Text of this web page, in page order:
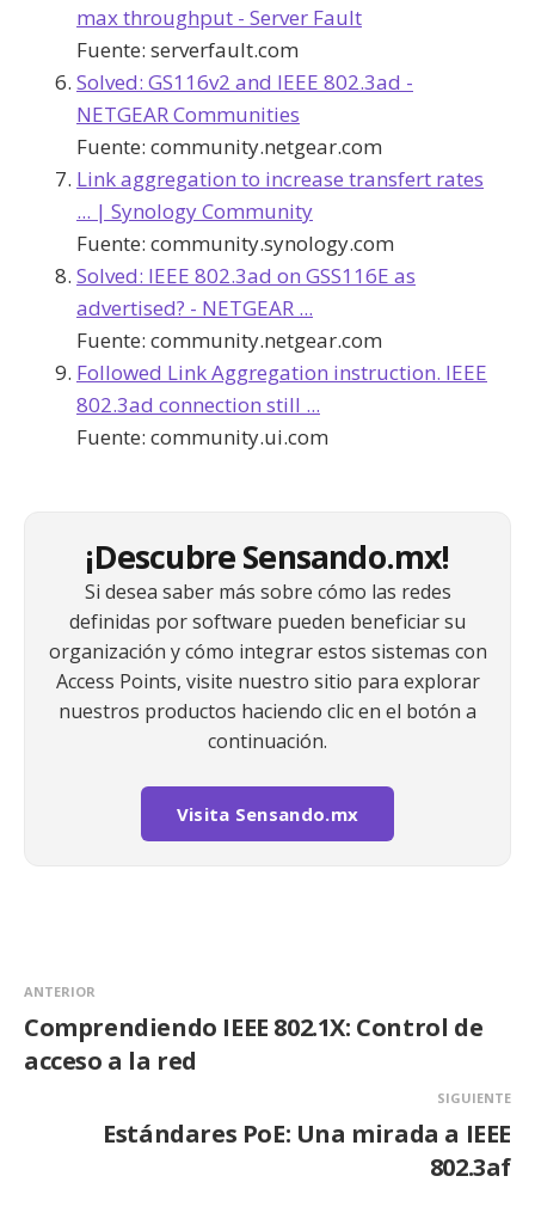
max throughput - Server Fault
Fuente: serverfault.com
Solved: GS116v2 and IEEE 802.3ad -
NETGEAR Communities
Fuente: community.netgear.com
Link aggregation to increase transfert rates
... | Synology Community
Fuente: community.synology.com
Solved: IEEE 802.3ad on GSS116E as
advertised? - NETGEAR ...
Fuente: community.netgear.com
Followed Link Aggregation instruction. IEEE
802.3ad connection still ...
Fuente: community.ui.com
¡Descubre Sensando.mx!
Si desea saber más sobre cómo las redes
definidas por software pueden beneficiar su
organización y cómo integrar estos sistemas con
Access Points, visite nuestro sitio para explorar
nuestros productos haciendo clic en el botón a
continuación.
Visita Sensando.mx
ANTERIOR
Comprendiendo IEEE 802.1X: Control de
acceso a la red
SIGUIENTE
Estándares PoE: Una mirada a IEEE
802.3af